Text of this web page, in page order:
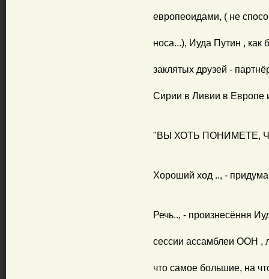
европеоидами, ( не
носа...), Иуда Путин , как
заклятых друзей -
Сирии в Ливии в Европе
"ВЫ ХОТЬ ПОНИМЕТЕ,
Хороший ход .., -
Речь.., - произнесёння
сессии ассамблеи ООН ,
что самое большие, на